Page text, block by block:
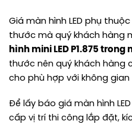
Giá màn hình LED phụ
thước mà quý khách hàng
hình mini LED P1.875 trong
thước nên quý khách hàng
cho phù hợp với không
Để lấy báo giá màn hình
cấp vị trí thi công lắp đặt,